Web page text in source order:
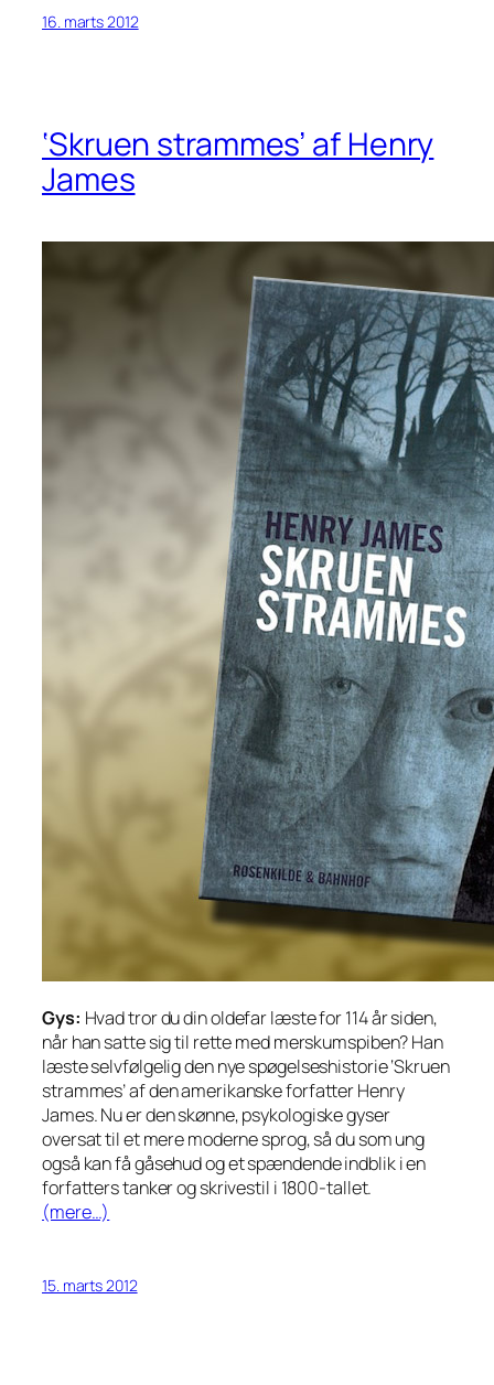
16. marts 2012
‘Skruen strammes’ af Henry
James
Gys: Hvad tror du din oldefar læste for 114 år siden,
når han satte sig til rette med merskumspiben? Han
læste selvfølgelig den nye spøgelseshistorie ‘Skruen
strammes’ af den amerikanske forfatter Henry
James. Nu er den skønne, psykologiske gyser
oversat til et mere moderne sprog, så du som ung
også kan få gåsehud og et spændende indblik i en
forfatters tanker og skrivestil i 1800-tallet.
(mere…)
15. marts 2012